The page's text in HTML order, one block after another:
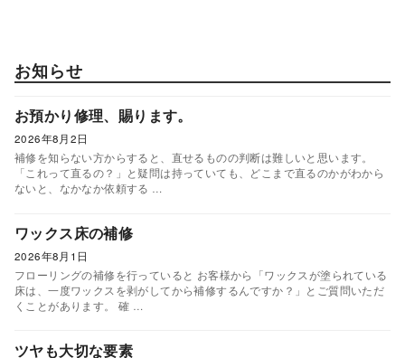
お知らせ
お預かり修理、賜ります。
2026年8月2日
補修を知らない方からすると、直せるものの判断は難しいと思います。
「これって直るの？」と疑問は持っていても、どこまで直るのかがわから
ないと、なかなか依頼する …
ワックス床の補修
2026年8月1日
フローリングの補修を行っていると お客様から「ワックスが塗られている
床は、一度ワックスを剥がしてから補修するんですか？」とご質問いただ
くことがあります。 確 …
ツヤも大切な要素